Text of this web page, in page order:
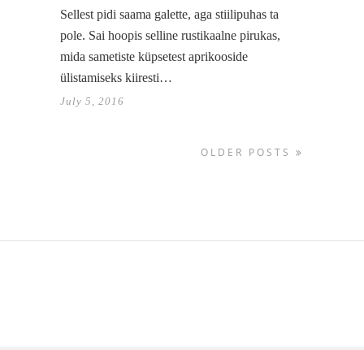
Sellest pidi saama galette, aga stiilipuhas ta
pole. Sai hoopis selline rustikaalne pirukas,
mida sametiste küpsetest aprikooside
ülistamiseks kiiresti…
July 5, 2016
OLDER POSTS